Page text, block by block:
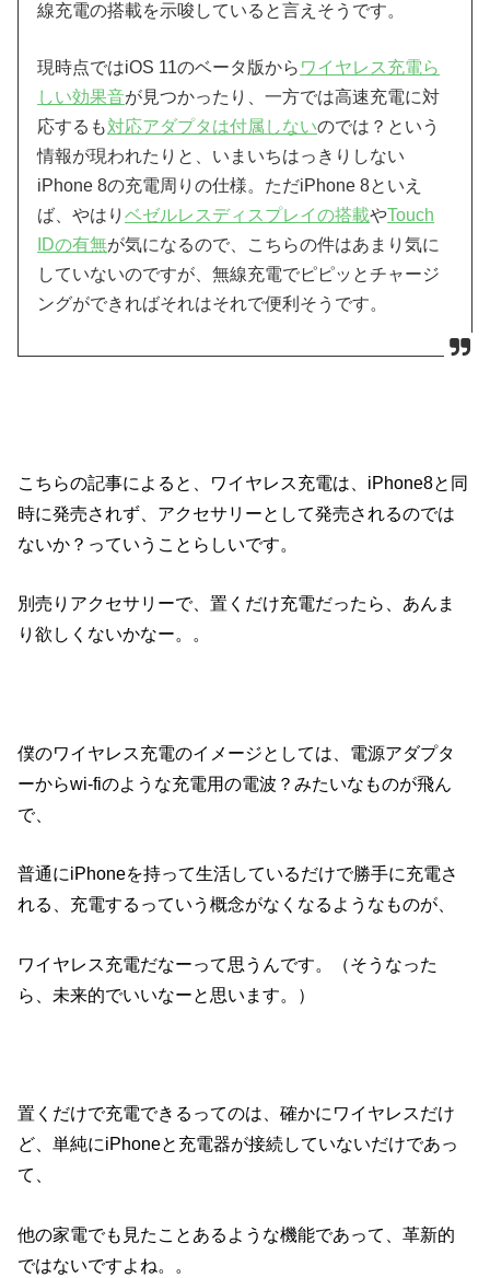
線充電の搭載を示唆していると言えそうです。
現時点ではiOS 11のベータ版から ワイヤレス充電ら
しい効果音が見つかったり、一方では高速充電に対
応するも対応アダプタは付属しないのでは？という
情報が現われたりと、いまいちはっきりしない
iPhone 8の充電周りの仕様。ただiPhone 8といえ
ば、やはりベゼルレスディスプレイの搭載やTouch
IDの有無が気になるので、こちらの件はあまり気に
していないのですが、無線充電でピピッとチャージ
ングができればそれはそれで便利そうです。
こちらの記事によると、ワイヤレス充電は、iPhone8と同
時に発売されず、アクセサリーとして発売されるのでは
ないか？っていうことらしいです。
別売りアクセサリーで、置くだけ充電だったら、あんま
り欲しくないかなー。。
僕のワイヤレス充電のイメージとしては、電源アダプタ
ーからwi-fiのような充電用の電波？みたいなものが飛ん
で、
普通にiPhoneを持って生活しているだけで勝手に充電さ
れる、充電するっていう概念がなくなるようなものが、
ワイヤレス充電だなーって思うんです。（そうなった
ら、未来的でいいなーと思います。）
置くだけで充電できるってのは、確かにワイヤレスだけ
ど、単純にiPhoneと充電器が接続していないだけであっ
て、
他の家電でも見たことあるような機能であって、革新的
ではないですよね。。